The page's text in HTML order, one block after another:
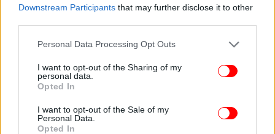
Downstream Participants that may further disclose it to other
Please note that this website/app uses one or more Google
not limited to your visit or usage behaviour. You may click to
grant or deny consent to Google and its third-party tags to
use your data for below specified purposes in below Google
consent section.
Personal Data Processing Opt Outs
I want to opt-out of the Sharing of my
personal data.
Opted In
I want to opt-out of the Sale of my
Personal Data.
Opted In
Συνεχίζοντας η Λένα Μαντά εξομολογήθηκε πως
έχουν μετριαστεί, χωρίς όμως να σημαίνει ότι δεν
κάνουν την εμφάνισή τους: «Οι δύσκολες στιγμές
έχουν αραιώσει πάρα πολύ. Όταν έρχονται οι
περίεργες στιγμές, είναι πολύ άγριες. Δηλαδή
μπορεί να περάσουνε και 10 μέρες και 15 και να
είμαι φυσιολογικά στη ρουτίνα μου. Όταν για